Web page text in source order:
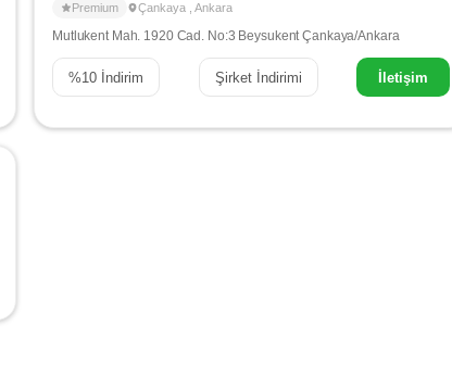
Premium Çankaya Ankara
Mutlukent Mah. 1920 Cad. No:3 Beysukent Çankaya/Ankara
%10 İndirim Şirket İndirimi İletişim